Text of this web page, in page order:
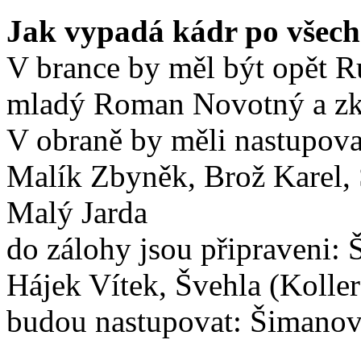
Jak vypadá kádr po
V brance by měl být opět
mladý Roman Novotný a
V obraně by měli
Malík Zbyněk, Brož Karel,
Malý Jarda
do zálohy jsou připraveni:
Hájek Vítek, Švehla
budou nastupovat: